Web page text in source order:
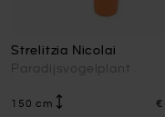
Strelitzia Nicolai
Paradijsvogelplant
150 cm €